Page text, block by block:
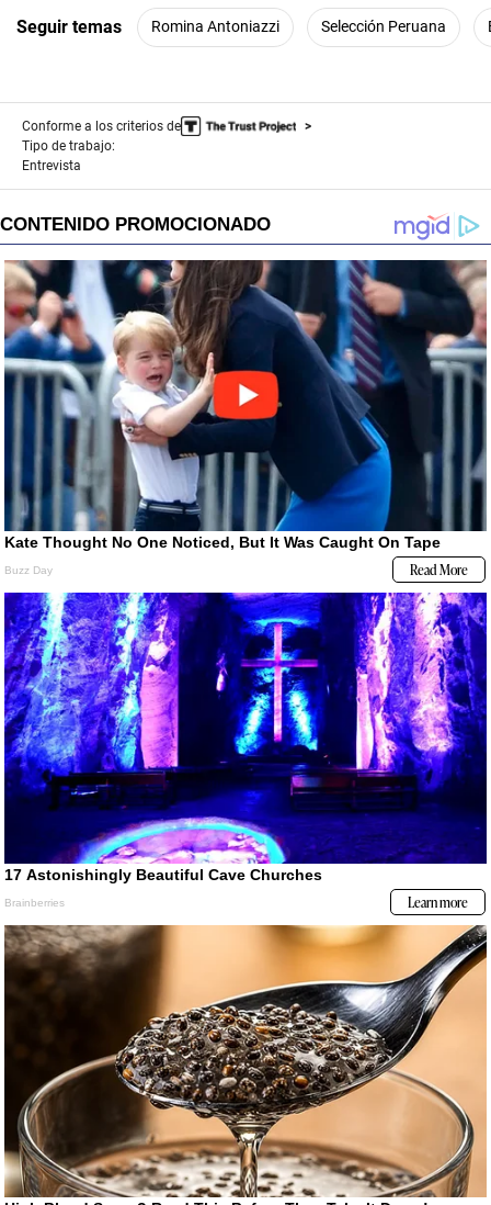
1
c
n
d
s
Seguir temas Romina Antoniazzi Selección Peruana
Conforme a los criterios de
Tipo de trabajo:
Entrevista